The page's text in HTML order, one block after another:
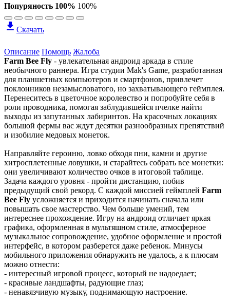
Попуряность 100% 100%
Скачать
Описание Помощь Жалоба
Farm Bee Fly - увлекательная андроид аркада в стиле
необычного раннера. Игра студии Mak's Game, разработанная
для планшетных компьютеров и смартфонов, привлечет
поклонников незамысловатого, но захватывающего геймплея.
Перенеситесь в цветочное королевство и попробуйте себя в
роли проводника, помогая заблудившейся пчелке найти
выходы из запутанных лабиринтов. На красочных локациях
большой фермы вас ждут десятки разнообразных препятствий
и изобилие медовых монеток.
Направляйте героиню, ловко обходя пни, камни и другие
хитросплетенные ловушки, и старайтесь собрать все монетки:
они увеличивают количество очков в итоговой таблице.
Задача каждого уровня - пройти дистанцию, побив
предыдущий свой рекорд. С каждой миссией геймплей Farm
Bee Fly усложняется и приходится начинать сначала или
повышать свое мастерство. Чем больше умений, тем
интереснее прохождение. Игру на андроид отличает яркая
графика, оформленная в мультяшном стиле, атмосферное
музыкальное сопровождение, удобное оформление и простой
интерфейс, в котором разберется даже ребенок. Минусы
мобильного приложения обнаружить не удалось, а к плюсам
можно отнести:
- интересный игровой процесс, который не надоедает;
- красивые ландшафты, радующие глаз;
- ненавязчивую музыку, поднимающую настроение.